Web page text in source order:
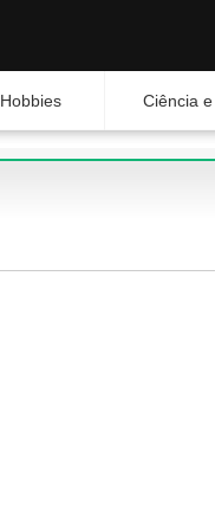
Hobbies Ciência e
Natureza